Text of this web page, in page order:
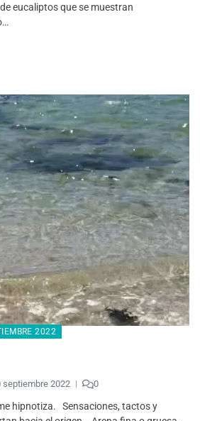
eucaliptos que se muestran
2022
septiembre 2022 0
hipnotiza. Sensaciones, tactos y